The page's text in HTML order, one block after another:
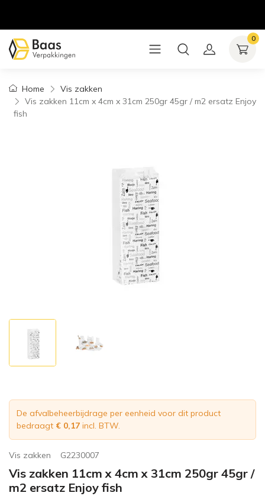
0
Home
Vis zakken
Vis zakken 11cm x 4cm x 31cm 250gr 45gr / m2 ersatz Enjoy
fish
De afvalbeheerbijdrage per eenheid voor dit product
bedraagt € 0,17 incl. BTW.
Vis zakken G2230007
Vis zakken 11cm x 4cm x 31cm 250gr 45gr /
m2 ersatz Enjoy fish